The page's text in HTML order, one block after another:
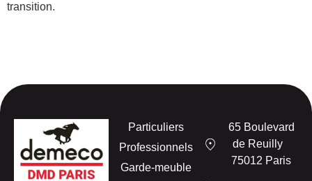
transition.
65 Boulevard
de Reuilly
75012 Paris
Particuliers
Professionnels
Garde-meuble